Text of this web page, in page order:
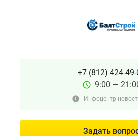
+7 (812) 424-49-
9:00 —
Инфоцентр
Задать